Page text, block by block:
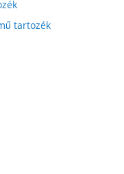
tartozék